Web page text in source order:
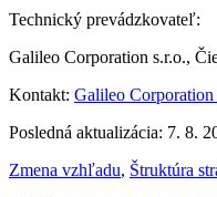
Technický prevádzkovateľ:
Galileo Corporation s.r.o.,
Kontakt: Galileo Corporation
Posledná aktualizácia: 7. 8.
Zmena vzhľadu, Štruktúra